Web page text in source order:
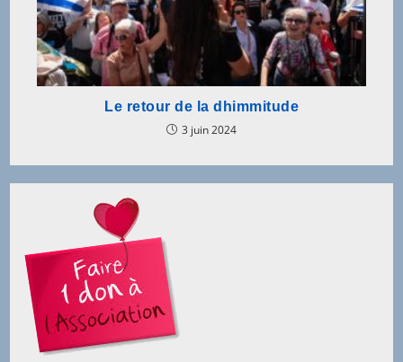
Le retour de la dhimmitude
3 juin 2024